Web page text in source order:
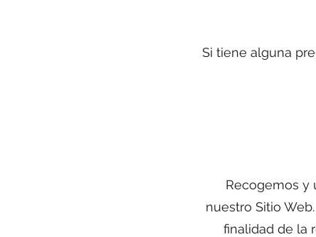
Si tiene alguna
Recogemos y
nuestro Sitio
finalidad de la